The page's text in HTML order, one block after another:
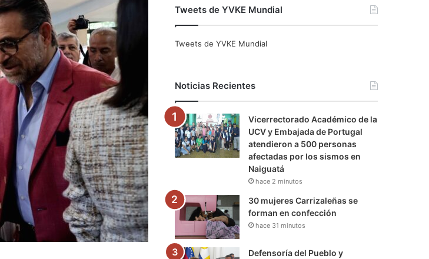
c
o
k
i
r
u
e
r
a
m
a
m
Tweets de YVKE Mundial
Tweets de YVKE Mundial
Noticias Recientes
Vicerrectorado Académico de la
UCV y Embajada de Portugal
atendieron a 500 personas
afectadas por los sismos en
Naiguatá
hace 2 minutos
30 mujeres Carrizaleñas se
forman en confección
hace 31 minutos
Defensoría del Pueblo y